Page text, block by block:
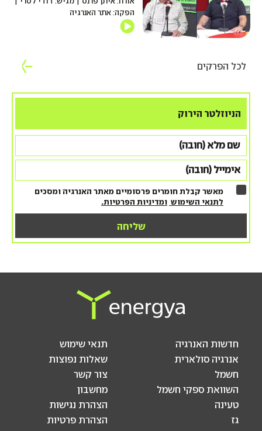
הפקה: אתר האנרגיה
לכל הפרקים
הניוזלטר הירוק
מאשר קבלת חומרים פרסומיים מאתר האנרגיה ומסכים
לתנאי השימוש ומדיניות הפרטיות.
חדשות האנרגיה
אנרגיה סולארית
חשמל
השוואת ספקי חשמל
טעינה
גז
תנאי שימוש
שאלות נפוצות
צור קשר
מחשבון
הצהרת נגישות
הצהרת פרטיות